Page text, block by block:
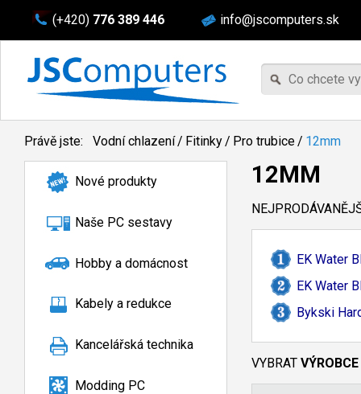
(+420) 776 389 446 info@jscomputers.sk
Právě jste: Vodní chlazení/ Fitinky/ Pro trubice/ 12mm
Nové produkty
Naše PC sestavy
Hobby a domácnost
Kabely a redukce
Kancelářská technika
Modding PC
12MM
EK Water
EK Water
Bykski
VYBRAT VÝROBCE